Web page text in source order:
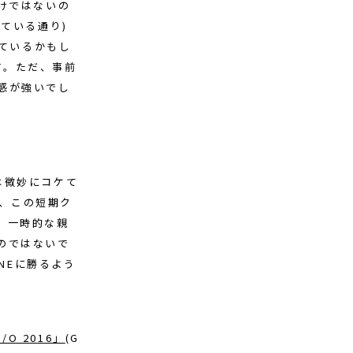
ではないの
いる通り)
いるかもし
ただ、事前
が強いでし
妙にコケて
この短期ク
一時的な親
ではないで
に勝るよう
O 2016」 (G